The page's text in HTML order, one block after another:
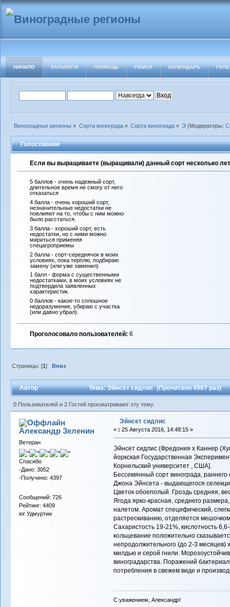
НАЧАЛО КАТАЛОГИ ПОМОЩЬ ПОИСК КАЛЕНДАРЬ
Виноградные регионы » Сорта винограда» Сорта винограда» Э (Модераторы:
Голосование
Если вы выращиваете (выращивали) данный сорт несколько
5 баллов - очень надежный сорт,
длительное время не смогу от него
отказаться
4 балла - очень хороший сорт,
незначительные недостатки не
повлияют на то, чтобы с ним можно
было расстаться.
3 балла - хороший сорт, есть
недостатки, но с ними можно
мириться применяя
спецагроприемы
2 балла - сорт-середнячок в моих
условиях, пока терплю, подбираю
замену (или уже заменил)
1 балл - форма с существенными
недостатками, в моих условиях не
подтвердила заявленных
характеристик.
0 баллов - какое-то сплошное
недоразумение, убираю с участка
(или давно убрал).
Проголосовало пользователей: 6
Страницы: [1]Вниз
Автор Тема: Эйнсет сидлис (Прочитано 4967 раз)
0 Пользователей и 2 Гостей просматривают эту тему.
Александр Зеленин
Ветеран
Спасибо
-Дано: 3052
-Получено: 4397
Сообщений: 726
Рейтинг: 4409
юг Удмуртии
Эйнсет сидлис
« : 25 Августа 2016, 14:48:15 »
Эйнсет сидлис (Фредония x Каннер
йоркская Государственная
Корнельский университет , США].
Бессемянный сорт винограда, раннего
Джона Эйнсета - выдающегося
Цветок обоеполый. Гроздь средняя,
Ягода ярко-красная, среднего
налетом. Аромат специфический,
растрескиванию, отделяется
Сахаристость 19-21%, кислотность
кольцевание положительно
непродолжительного (до 2-3 месяцев)
милдью и серой гнили.
виноградарства. Поражений
потребления в свежем виде и
С уважением, Александр!